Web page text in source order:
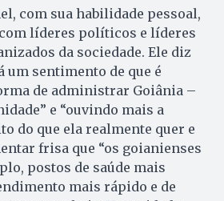
com sua habilidade pessoal,
líderes políticos e líderes
da sociedade. Ele diz
um sentimento de que é
de administrar Goiânia –
e “ouvindo mais a
do que ela realmente quer e
frisa que “os goianienses
postos de saúde mais
mais rápido e de